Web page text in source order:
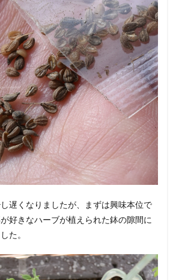
遅くなりましたが、まずは興味本位で
好きなハーブが植えられた鉢の隙間に
た。